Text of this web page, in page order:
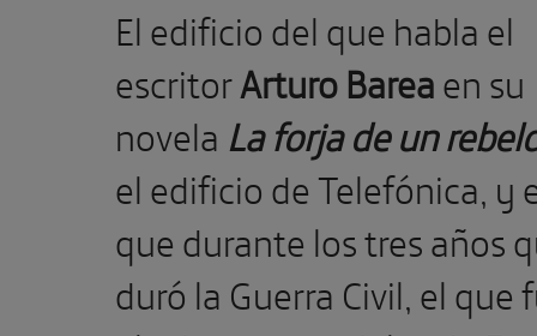
El edificio del que habla el
escritorArturo Bareaen su
novela La forja de un
el edificio de Telefónica, y
que durante los tres años
duró la Guerra Civil, el que